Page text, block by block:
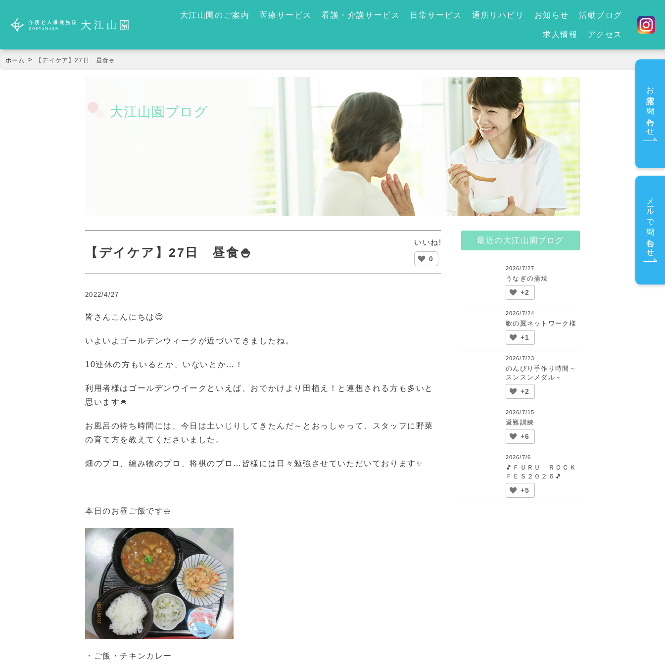
大江山園のご案内 医療サービス 看護・介護サービス 日常サービス 通所リハビリ お知らせ 活動ブログ
求人情報 アクセス
お電話で問い合わせ
メールで問い合わせ
ホーム > 【デイケア】27日 昼食🍚
大江山園ブログ
【デイケア】27日 昼食🍚
いいね!
0
2022/4/27
皆さんこんにちは😊
いよいよゴールデンウィークが近づいてきましたね。
10連休の方もいるとか、いないとか…！
利用者様はゴールデンウイークといえば、おでかけより田植え！と連想される方も多いと
思います🍚
お風呂の待ち時間には、今日は土いじりしてきたんだ～とおっしゃって、スタッフに野菜
の育て方を教えてくださいました。
畑のプロ、編み物のプロ、将棋のプロ…皆様には日々勉強させていただいております✨
本日のお昼ご飯です🍚
・ご飯・チキンカレー
最近の大江山園ブログ
2026/7/27
うなぎの蒲焼
+2
2026/7/24
歌の翼ネットワーク様
+1
2026/7/23
のんびり手作り時間～
スンスンメダル～
+2
2026/7/15
避難訓練
+6
2026/7/6
🎵ＦＵＲＵ ＲＯＣＫ
ＦＥＳ２０２６🎵
+5